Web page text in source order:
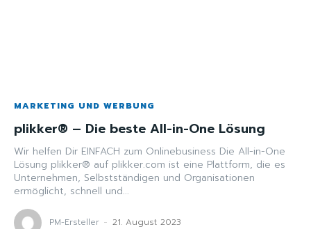
MARKETING UND WERBUNG
plikker® – Die beste All-in-One Lösung
Wir helfen Dir EINFACH zum Onlinebusiness Die All-in-One
Lösung plikker® auf plikker.com ist eine Plattform, die es
Unternehmen, Selbstständigen und Organisationen
ermöglicht, schnell und...
PM-Ersteller - 21. August 2023